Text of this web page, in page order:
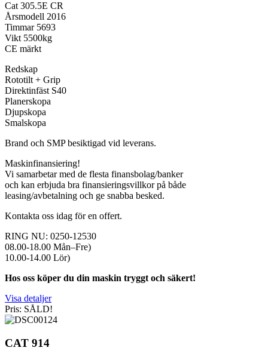
Cat 305.5E CR
Årsmodell 2016
Timmar 5693
Vikt 5500kg
CE märkt
Redskap
Rototilt + Grip
Direktinfäst S40
Planerskopa
Djupskopa
Smalskopa
Brand och SMP besiktigad vid leverans.
Maskinfinansiering!
Vi samarbetar med de flesta finansbolag/banker
och kan erbjuda bra finansieringsvillkor på både
leasing/avbetalning och ge snabba besked.
Kontakta oss idag för en offert.
RING NU: 0250-12530
08.00-18.00 Mån–Fre)
10.00-14.00 Lör)
Hos oss köper du din maskin tryggt och säkert!
Visa detaljer
Pris: SÅLD!
CAT 914